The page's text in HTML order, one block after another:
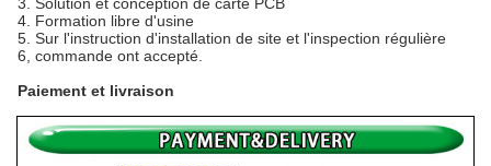
4. Formation libre d'usine
5. Sur l'instruction d'installation de site et l'inspection régulière
6, commande ont accepté.
Paiement et livraison